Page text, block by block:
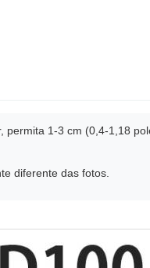
permita 1-3 cm (0,4-1,18
diferente das fotos.